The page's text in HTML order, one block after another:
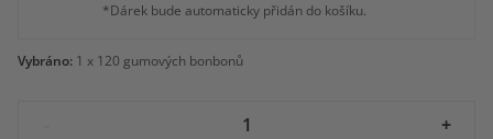
*Dárek bude automaticky přidán do košíku.
Vybráno: 1 x 120 gumových bonbonů
+